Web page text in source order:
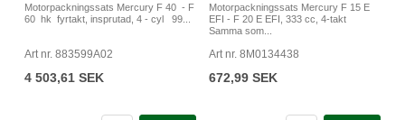
Motorpackningssats Mercury F 40 - F
60 hk fyrtakt, insprutad, 4 - cyl 99...
Art nr. 883599A02
4 503,61 SEK
Motorpackningssats Mercury F 15 E
EFI - F 20 E EFI, 333 cc, 4-takt
Samma som...
Art nr. 8M0134438
672,99 SEK